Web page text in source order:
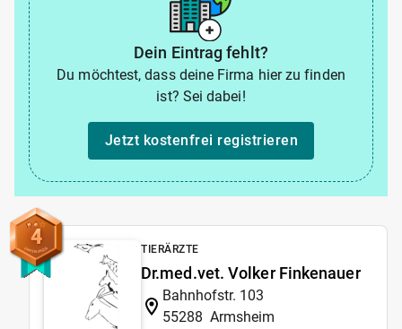
Dein Eintrag fehlt?
Du möchtest, dass deine Firma hier zu finden
ist? Sei dabei!
Jetzt kostenfrei registrieren
4 TIERÄRZTE
Dr.med.vet. Volker Finkenauer
Bahnhofstr. 103
55288 Armsheim